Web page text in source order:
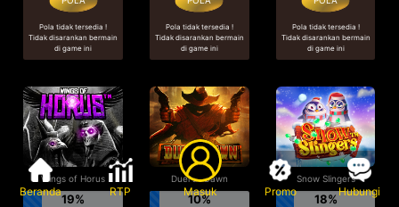
Pola tidak tersedia !
Tidak disarankan bermain
di game ini
Pola tidak tersedia !
Tidak disarankan bermain
di game ini
Pola tidak tersedia !
Tidak disarankan bermain
di game ini
Wings of Horus
19%
Duel at Dawn
10%
Snow Slingers
18%
Beranda RTP Masuk Promo Hubungi